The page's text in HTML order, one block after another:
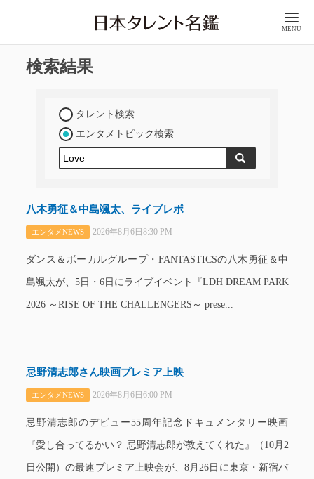
MENU
検索結果
タレント検索
エンタメトピック検索
八木勇征＆中島颯太、ライブレポ
エンタメNEWS 2026年8月6日8:30 PM
ダンス＆ボーカルグループ・FANTASTICSの八木勇征＆中
島颯太が、5日・6日にライブイベント『LDH DREAM PARK
2026 ～RISE OF THE CHALLENGERS～ prese...
忌野清志郎さん映画プレミア上映
エンタメNEWS 2026年8月6日6:00 PM
忌野清志郎のデビュー55周年記念ドキュメンタリー映画
『愛し合ってるかい？ 忌野清志郎が教えてくれた』（10月2
日公開）の最速プレミア上映会が、8月26日に東京・新宿バ